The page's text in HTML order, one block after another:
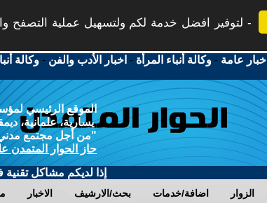
لتوفير افضل خدمة لكم ولتسهيل عملية التصفح
أخبار عامة -وكالة أنباء المرأة - اخبار الأدب والفن -وكالة
الموقع الرئيسي
يسارية، علمانية،
"من أجل مجتمع مدني
حاز الحوار المتمدن
إذا لديكم مشاكل تقنية
الاخبار بحث/الارشيف اضافة/خدمات الزوار